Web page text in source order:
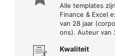
Alle templates
Finance & Excel
van 28 jaar
ons). Auteur van
Kwaliteit